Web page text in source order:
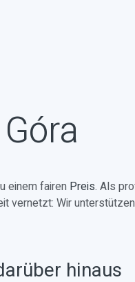
einem fairen Preis. Als
vernetzt: Wir
hinaus